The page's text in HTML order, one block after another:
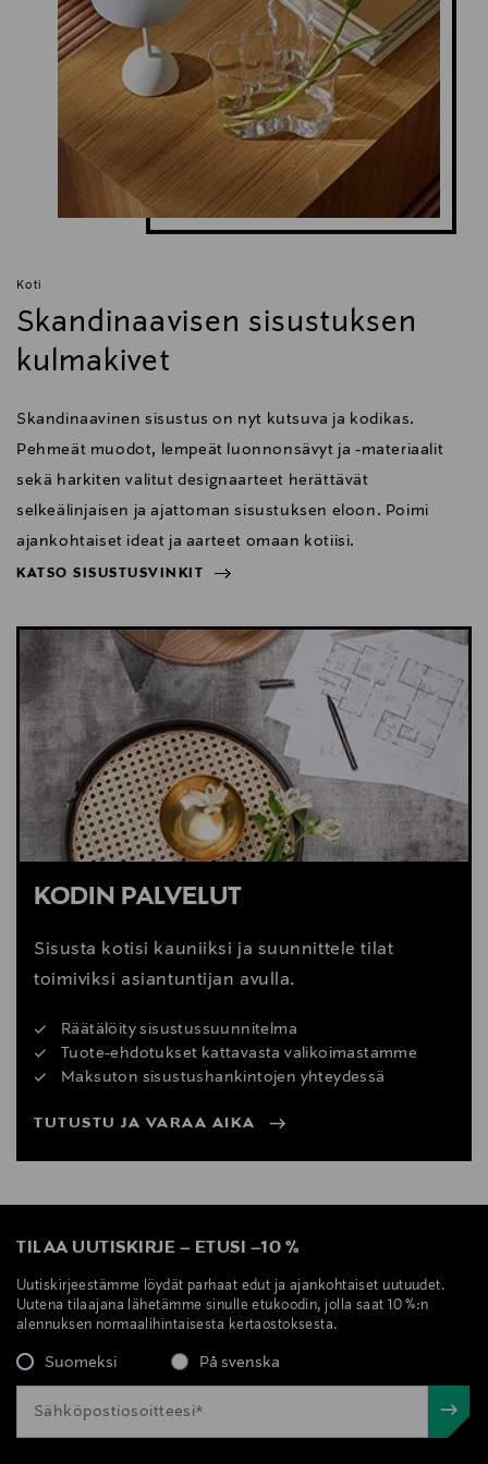
Koti
Skandinaavisen sisustuksen
kulmakivet
Skandinaavinen sisustus on nyt kutsuva ja kodikas.
Pehmeät muodot, lempeät luonnonsävyt ja -materiaalit
sekä harkiten valitut designaarteet herättävät
selkeälinjaisen ja ajattoman sisustuksen eloon. Poimi
ajankohtaiset ideat ja aarteet omaan kotiisi.
KATSO SISUSTUSVINKIT
KATSO SISUSTUSVINKIT
KODIN PALVELUT
Sisusta kotisi kauniiksi ja suunnittele tilat
toimiviksi asiantuntijan avulla.
Räätälöity sisustussuunnitelma
Tuote-ehdotukset kattavasta valikoimastamme
Maksuton sisustushankintojen yhteydessä
TUTUSTU JA VARAA AIKA
TILAA UUTISKIRJE – ETUSI –10 %
Uutiskirjeestämme löydät parhaat edut ja ajankohtaiset uutuudet.
Uutena tilaajana lähetämme sinulle etukoodin, jolla saat 10 %:n
alennuksen normaalihintaisesta kertaostoksesta.
Suomeksi På svenska